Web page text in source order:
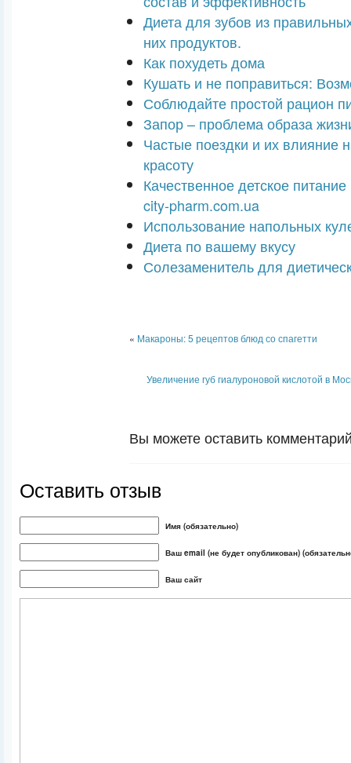
Диета для зубов из
них продуктов.
Как похудеть дома
Кушать и не поправиться:
Соблюдайте простой рацион
Запор – проблема образа
Частые поездки и их влияние
красоту
Качественное детское
city-pharm.com.ua
Использование напольных
Диета по вашему вкусу
Солезаменитель для
« Макароны: 5 рецептов блюд со спагетти
Увеличение губ гиалуроновой кислотой в
Вы можете оставить
Оставить отзыв
Имя (обязательно)
Ваш email (не будет опубликован)
Ваш сайт